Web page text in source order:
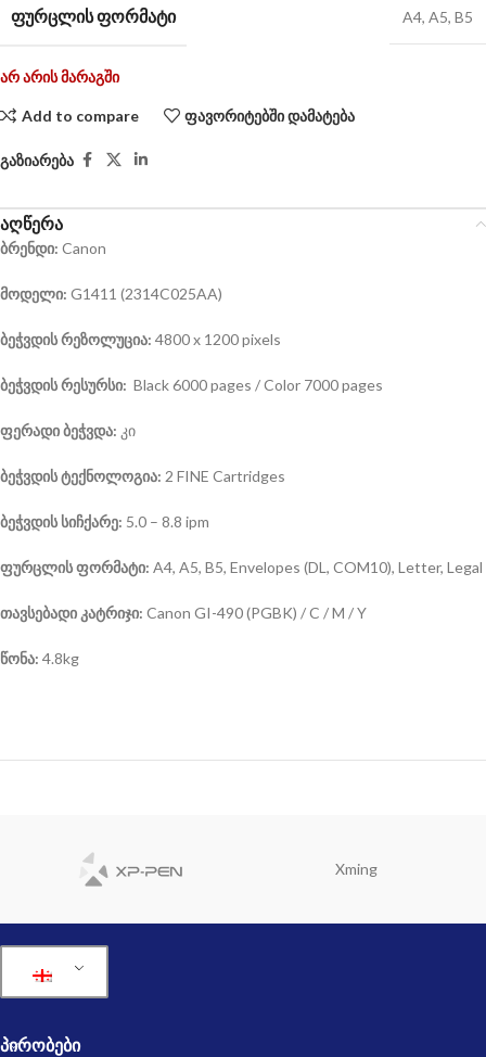
ᲤᲣᲠᲪᲚᲘᲡ ᲤᲝᲠᲛᲐᲢᲘ A4, A5, B5
არ არის მარაგში
Add to compare ფავორიტებში დამატება
გაზიარება
აღწერა
ბრენდი: Canon
მოდელი: G1411 (2314C025AA)
ბეჭვდის რეზოლუცია: 4800 x 1200 pixels
ბეჭვდის რესურსი: Black 6000 pages / Color 7000 pages
ფერადი ბეჭვდა: კი
ბეჭვდის ტექნოლოგია: 2 FINE Cartridges
ბეჭვდის სიჩქარე: 5.0 – 8.8 ipm
ფურცლის ფორმატი: A4, A5, B5, Envelopes (DL, COM10), Letter, Legal
თავსებადი კატრიჯი: Canon GI-490 (PGBK) / C / M / Y
წონა: 4.8kg
Xming
ᲞᲘᲠᲝᲑᲔᲑᲘ